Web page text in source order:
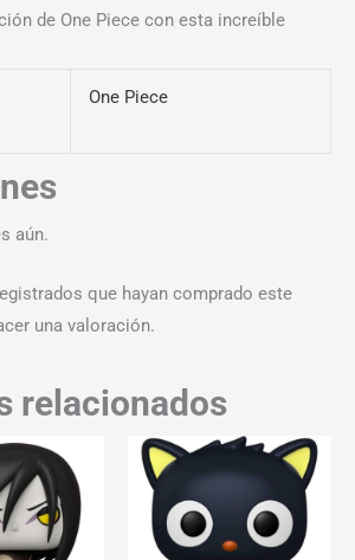
de One Piece con esta increíble
One Piece
aún.
que hayan comprado este
una valoración.
relacionados